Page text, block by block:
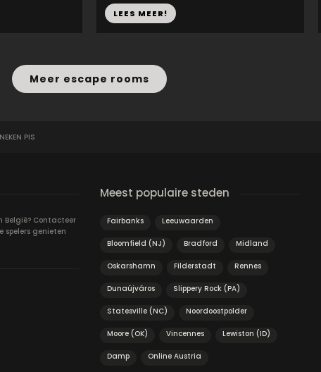
LEES MEER!
Meer escape rooms
PIS
België? Contacteer
spelers genieten
Meest populaire steden
Fairbanks Leeuwaarden
Bloomfield (NJ) Bradford Midland
Oskarshamn Filderstadt Rennes
Dunaújváros Slippery Rock (PA)
Statesville (NC) Noordoostpolder
Moore (OK) Vincennes Lewiston (ID)
Damp Online Austria